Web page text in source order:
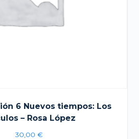
6 Nuevos tiempos: Los
– Rosa López
30,00 €